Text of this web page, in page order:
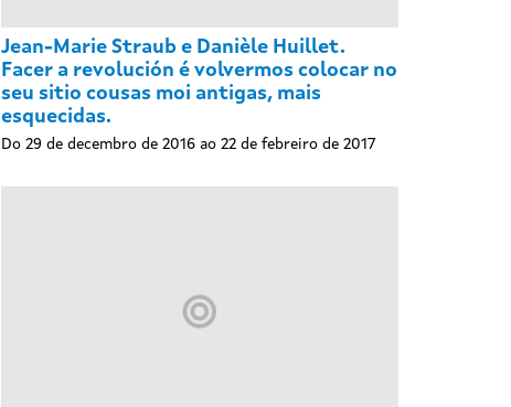
Jean-Marie Straub e Danièle Huillet.
Facer a revolución é volvermos colocar no
seu sitio cousas moi antigas, mais
esquecidas.
Do 29 de decembro de 2016 ao 22 de febreiro de 2017